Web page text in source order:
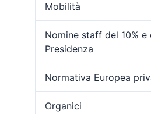
Mobilità
Nomine staff del 10%
Presidenza
Normativa Europea
Organici